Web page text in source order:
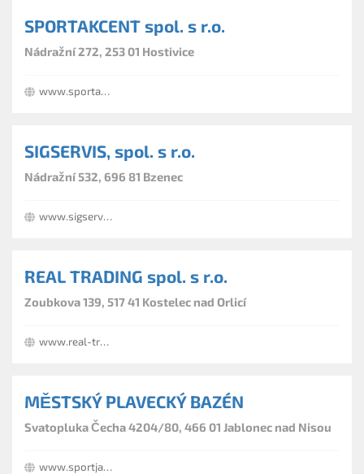
SPORTAKCENT spol. s r.o.
Nádražní 272, 253 01 Hostivice
www.sportakcent.cz
SIGSERVIS, spol. s r.o.
Nádražní 532, 696 81 Bzenec
www.sigservis.cz
REAL TRADING spol. s r.o.
Zoubkova 139, 517 41 Kostelec nad Orlicí
www.real-trading.cz
MĚSTSKÝ PLAVECKÝ BAZÉN
Svatopluka Čecha 4204/80, 466 01 Jablonec nad Nisou
www.sportjablonec.cz